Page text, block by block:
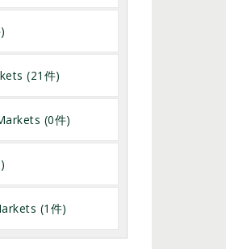
(21件)
(0件)
(1件)